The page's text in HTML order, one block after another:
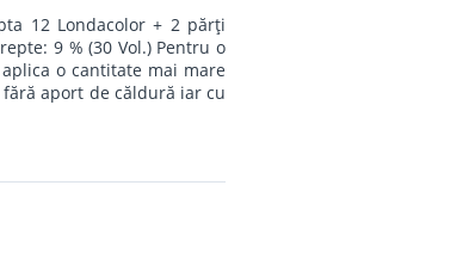
12 Londacolor + 2 părţi
9 % (30 Vol.) Pentru o
o cantitate mai mare
aport de căldură iar cu